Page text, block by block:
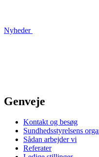
Nyheder
Genveje
Kontakt og besøg
Sundhedsstyrelsens
Sådan arbejder vi
Referater